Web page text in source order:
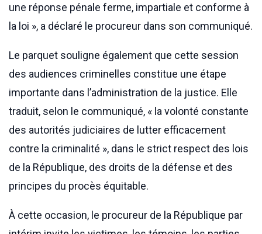
une réponse pénale ferme, impartiale et conforme à
la loi », a déclaré le procureur dans son communiqué.
Le parquet souligne également que cette session
des audiences criminelles constitue une étape
importante dans l’administration de la justice. Elle
traduit, selon le communiqué, « la volonté constante
des autorités judiciaires de lutter efficacement
contre la criminalité », dans le strict respect des lois
de la République, des droits de la défense et des
principes du procès équitable.
À cette occasion, le procureur de la République par